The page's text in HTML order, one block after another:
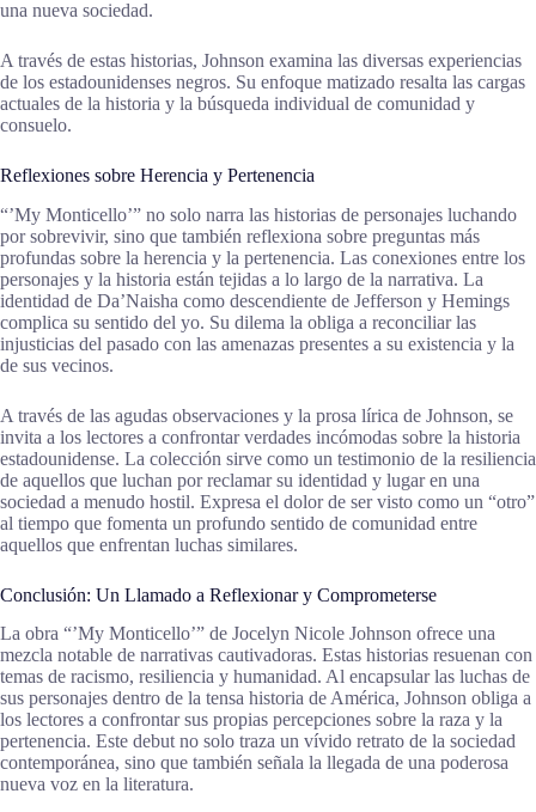
una nueva sociedad.
A través de estas historias, Johnson examina las diversas experiencias
de los estadounidenses negros. Su enfoque matizado resalta las cargas
actuales de la historia y la búsqueda individual de comunidad y
consuelo.
Reflexiones sobre Herencia y Pertenencia
“’My Monticello’” no solo narra las historias de personajes luchando
por sobrevivir, sino que también reflexiona sobre preguntas más
profundas sobre la herencia y la pertenencia. Las conexiones entre los
personajes y la historia están tejidas a lo largo de la narrativa. La
identidad de Da’Naisha como descendiente de Jefferson y Hemings
complica su sentido del yo. Su dilema la obliga a reconciliar las
injusticias del pasado con las amenazas presentes a su existencia y la
de sus vecinos.
A través de las agudas observaciones y la prosa lírica de Johnson, se
invita a los lectores a confrontar verdades incómodas sobre la historia
estadounidense. La colección sirve como un testimonio de la resiliencia
de aquellos que luchan por reclamar su identidad y lugar en una
sociedad a menudo hostil. Expresa el dolor de ser visto como un “otro”
al tiempo que fomenta un profundo sentido de comunidad entre
aquellos que enfrentan luchas similares.
Conclusión: Un Llamado a Reflexionar y Comprometerse
La obra “’My Monticello’” de Jocelyn Nicole Johnson ofrece una
mezcla notable de narrativas cautivadoras. Estas historias resuenan con
temas de racismo, resiliencia y humanidad. Al encapsular las luchas de
sus personajes dentro de la tensa historia de América, Johnson obliga a
los lectores a confrontar sus propias percepciones sobre la raza y la
pertenencia. Este debut no solo traza un vívido retrato de la sociedad
contemporánea, sino que también señala la llegada de una poderosa
nueva voz en la literatura.